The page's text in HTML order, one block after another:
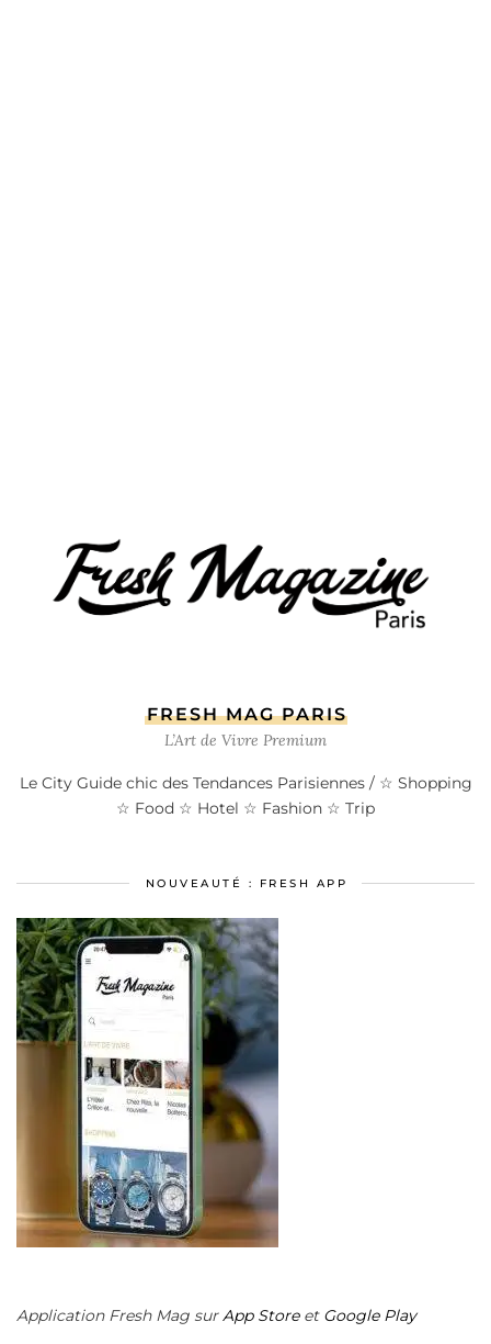
FRESH MAG PARIS
L’Art de Vivre Premium
Le City Guide chic des Tendances Parisiennes / ☆ Shopping
☆ Food ☆ Hotel ☆ Fashion ☆ Trip
NOUVEAUTÉ : FRESH APP
Application Fresh Mag surApp Storeet Google Play